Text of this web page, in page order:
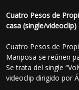
Cuatro Pesos de
casa (single/videoclip)
Cuatro Pesos de
Mariposa se reúnen
Se trata del single
videoclip dirigido por